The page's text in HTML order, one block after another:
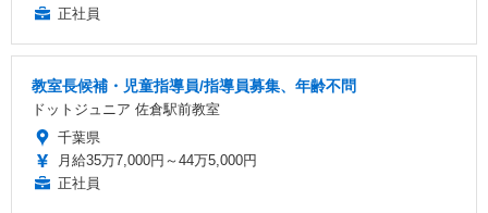
正社員
教室長候補・児童指導員/指導員募集、年齢不問
ドットジュニア 佐倉駅前教室
千葉県
月給35万7,000円～44万5,000円
正社員